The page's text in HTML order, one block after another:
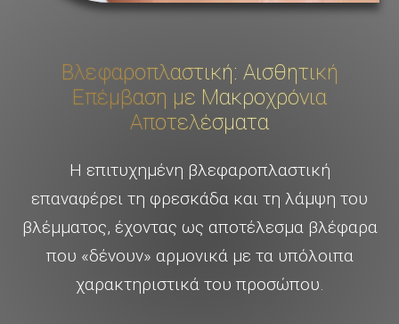
Βλεφαροπλαστική: Αισθητική
Επέμβαση με Μακροχρόνια
Αποτελέσματα
Η επιτυχημένη βλεφαροπλαστική
επαναφέρει τη φρεσκάδα και τη λάμψη του
βλέμματος, έχοντας ως αποτέλεσμα βλέφαρα
που «δένουν» αρμονικά με τα υπόλοιπα
χαρακτηριστικά του προσώπου.